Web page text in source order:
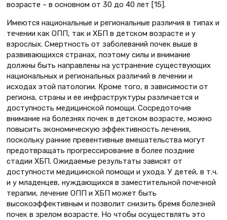
возрасте – в основном от 30 до 40 лет [15].
Имеются национальные и региональные различия в типах и
течении как ОПП, так и ХБП в детском возрасте и у
взрослых. Смертность от заболеваний почек выше в
развивающихся странах, поэтому силы и внимание
должны быть направлены на устранение существующих
национальных и региональных различий в лечении и
исходах этой патологии. Кроме того, в зависимости от
региона, страны и ее инфраструктуры различается и
доступность медицинской помощи. Сосредоточив
внимание на болезнях почек в детском возрасте, можно
повысить экономическую эффективность лечения,
поскольку ранние превентивные вмешательства могут
предотвращать прогрессирование в более поздние
стадии ХБП. Ожидаемые результаты зависят от
доступности медицинской помощи и ухода. У детей, в т.ч.
и у младенцев, нуждающихся в заместительной почечной
терапии, лечение ОПП и ХБП может быть
высокоэффективным и позволит снизить бремя болезней
почек в зрелом возрасте. Но чтобы осуществлять это